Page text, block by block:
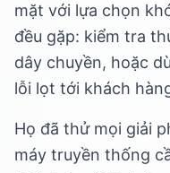
mặt với lựa chọn
đều gặp: kiểm tra
dây chuyền, hoặc
lỗi lọt tới khách
Họ đã thử mọi giải
máy truyền thống